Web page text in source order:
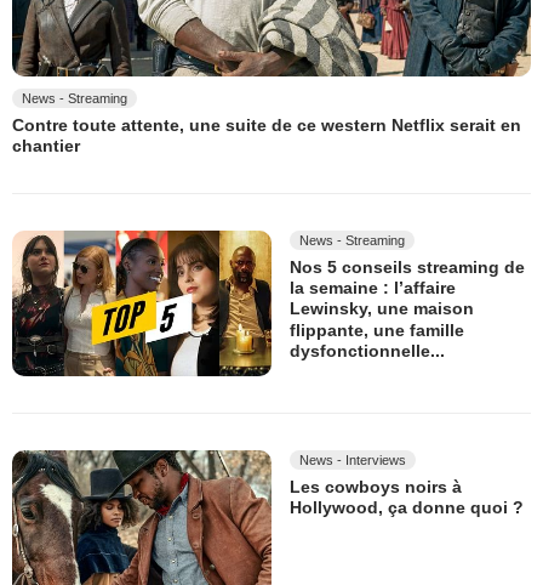
News - Streaming
Contre toute attente, une suite de ce western Netflix serait en
chantier
News - Streaming
Nos 5 conseils streaming de
la semaine : l’affaire
Lewinsky, une maison
flippante, une famille
dysfonctionnelle...
News - Interviews
Les cowboys noirs à
Hollywood, ça donne quoi ?